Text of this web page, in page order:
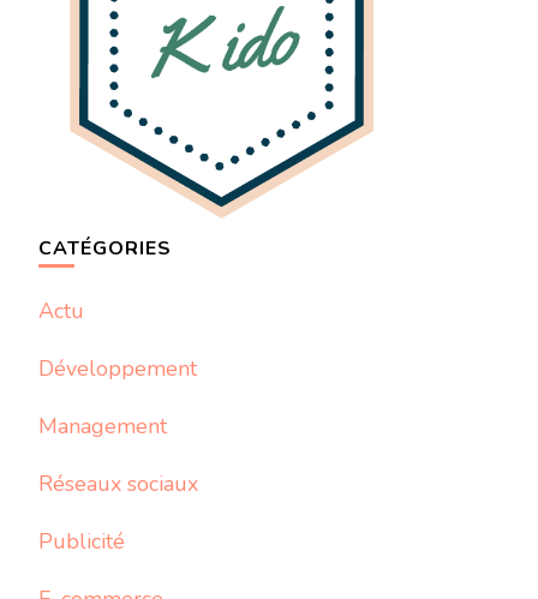
CATÉGORIES
Actu
Développement
Management
Réseaux sociaux
Publicité